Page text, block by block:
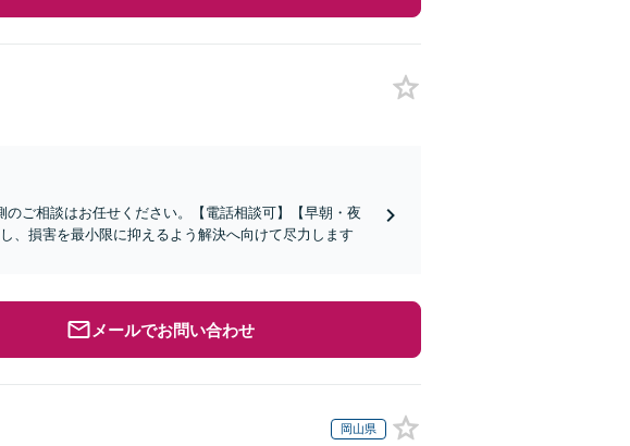
ご相談はお任せください。【電話相談可】【早朝・夜
、損害を最小限に抑えるよう解決へ向けて尽力します
メールでお問い合わせ
岡山県